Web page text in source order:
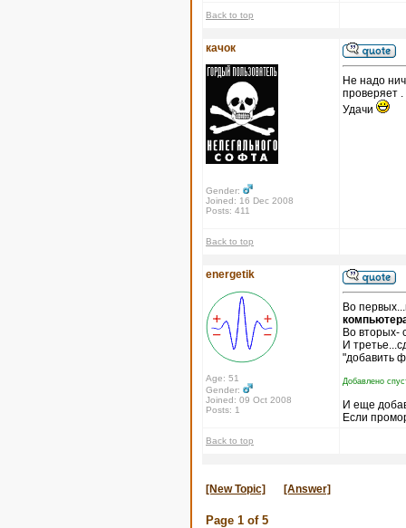
Back to top
качок
Gender:
Joined: 16 Dec 2008
Posts: 411
Не надо
проверяет .
Удачи
Back to top
energetik
Age: 51
Gender:
Joined: 09 Oct 2008
Posts: 1
Во
Во вторых-
И
"добавить
Добавлено
И еще
Если
Back to top
[New Topic] [Answer]
Page 1 of 5